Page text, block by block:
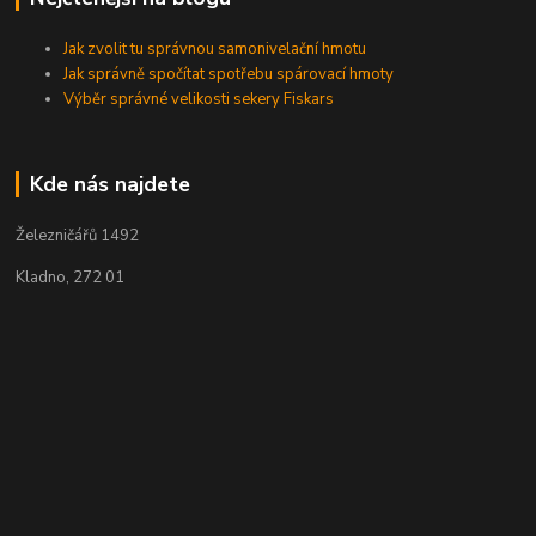
Jak zvolit tu správnou samonivelační hmotu
Jak správně spočítat spotřebu spárovací hmoty
Výběr správné velikosti sekery Fiskars
Kde nás najdete
Železničářů 1492
Kladno, 272 01